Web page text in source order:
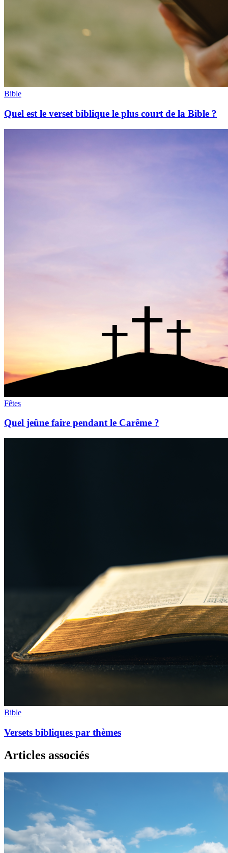
Bible
Quel est le verset biblique le plus court de la Bible ?
Fêtes
Quel jeûne faire pendant le Carême ?
Bible
Versets bibliques par thèmes
Articles associés